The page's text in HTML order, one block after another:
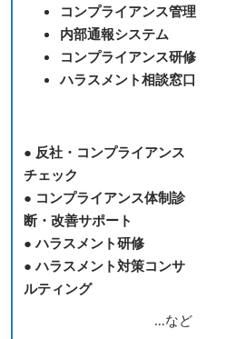
コンプライアンス管理
内部通報システム
コンプライアンス研修
ハラスメント相談窓口
● 反社・コンプライアンス
チェック
● コンプライアンス体制診
断・改善サポート
● ハラスメント研修
● ハラスメント対策コンサ
ルティング
…など